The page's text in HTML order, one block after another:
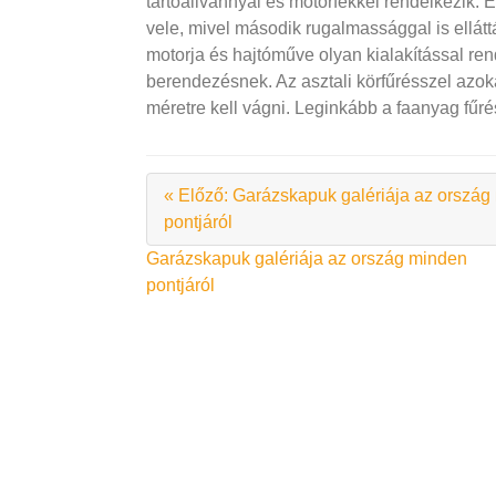
vele, mivel második rugalmassággal is
motorja és hajtóműve olyan kialakítással
berendezésnek. Az asztali körfűrésszel
méretre kell vágni. Leginkább a faanyag
« Előző: Garázskapuk galériája az ország
pontjáról
Bejegyzés
navigáció
Garázskapuk galériája az ország minden
pontjáról